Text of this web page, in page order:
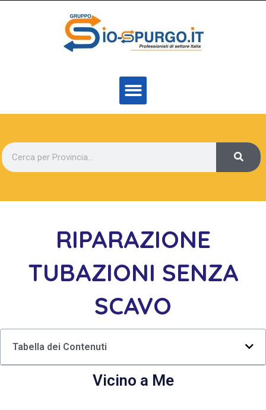
RIPARAZIONE
TUBAZIONI SENZA
SCAVO
Tabella dei Contenuti
Vicino a Me